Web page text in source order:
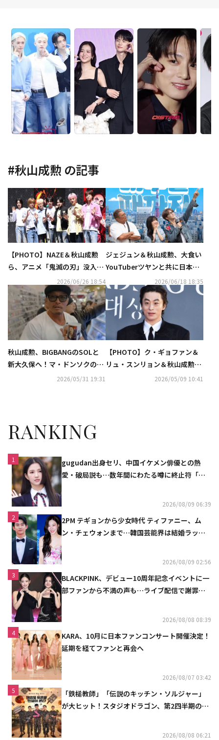
#秋山成勲 の記事
【PHOTO】NAZE＆秋山成勲
ら、アニメ「鬼滅の刃」没入型
展示会のオープニングイベント
に出席
2026/06/26 18:54
ジェジュン＆秋山成勲、大食い
YouTuberツヤンと共に日本
へ！「ツヤン何食 東京編」6月
20日に放送
2026/06/18 18:35
秋山成勲、BIGBANGのSOLと
新大久保へ！マ・ドンソクのグ
ッズを発見し「なぜここに？」
2026/05/31 19:31
【PHOTO】ク・ギョファン＆
リュ・スンリョン＆秋山成勲ら
「第62回百想芸術大賞」レッド
2026/05/09 10:41
RANKING
1
gugudan出身セリ、中国イケメン俳優との熱
愛・破局説も…数年間にわたる噂に終止符「邪
2026/08/09 06:39
2
2PM テギョンから少女時代 ティファニー、ム
ン・チェウォンまで…韓国芸能界は結婚ラッシ
2026/08/09 02:56
3
BLACKPINK、デビュー10周年記念イベントに一
部ファンから不満の声も…ライブ配信で謝罪
2026/08/08 08:39
4
KARA、10月に日本ファンコンサート開催決定！
延期を経てファンと再会へ
2026/08/07 03:42
5
「鉄槌教師」「伝説のキッチン・ソルジャー」
が大ヒット！スタジオドラゴン、第2四半期の売
2026/08/08 06:21